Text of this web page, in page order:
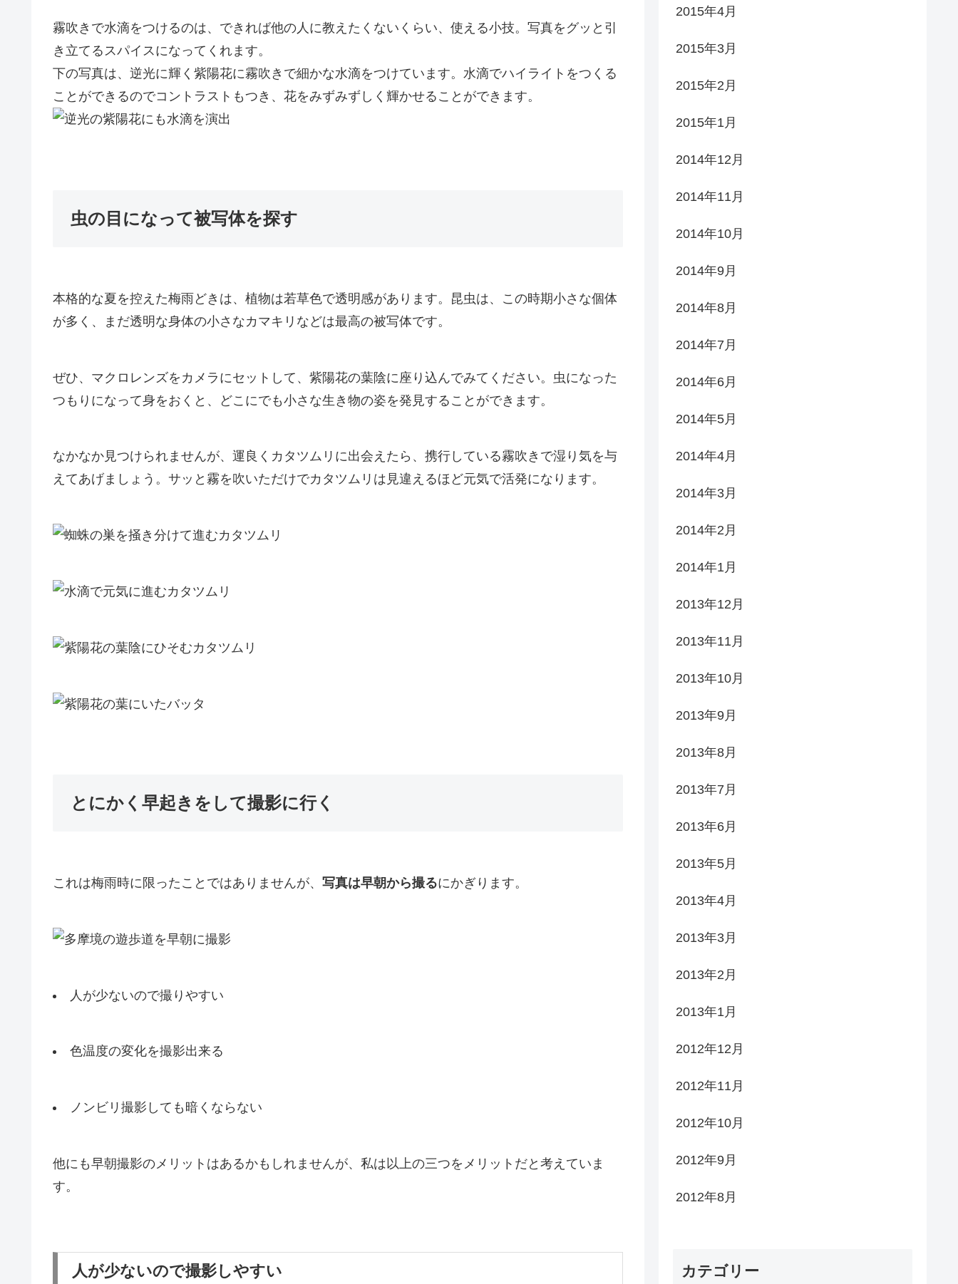
霧吹きで水滴をつけるのは、できれば他の人に教えたくないくらい、使える小技。写真をグッと引
き立てるスパイスになってくれます。
下の写真は、逆光に輝く紫陽花に霧吹きで細かな水滴をつけています。水滴でハイライトをつくる
ことができるのでコントラストもつき、花をみずみずしく輝かせることができます。
虫の目になって被写体を探す
本格的な夏を控えた梅雨どきは、植物は若草色で透明感があります。昆虫は、この時期小さな個体
が多く、まだ透明な身体の小さなカマキリなどは最高の被写体です。
ぜひ、 マクロレンズをカメラにセット して、紫陽花の葉陰に座り込んでみてください。 虫になった
つもりになって身をおくと、どこにでも小さな生き物の姿を発見することができます。
なかなか見つけられませんが、運良くカタツムリに出会えたら、携行している霧吹きで湿り気を与
えてあげましょう。サッと霧を吹いただけでカタツムリは見違えるほど元気で活発になります。
とにかく早起きをして撮影に行く
これは梅雨時に限ったことではありませんが、 写真は早朝から撮るにかぎります。
人が少ないので撮りやすい
色温度の変化を撮影出来る
ノンビリ撮影しても暗くならない
他にも早朝撮影のメリットはあるかもしれませんが、私は以上の三つをメリットだと考えていま
す。
人が少ないので撮影しやすい
2015年4月
2015年3月
2015年2月
2015年1月
2014年12月
2014年11月
2014年10月
2014年9月
2014年8月
2014年7月
2014年6月
2014年5月
2014年4月
2014年3月
2014年2月
2014年1月
2013年12月
2013年11月
2013年10月
2013年9月
2013年8月
2013年7月
2013年6月
2013年5月
2013年4月
2013年3月
2013年2月
2013年1月
2012年12月
2012年11月
2012年10月
2012年9月
2012年8月
カテゴリー